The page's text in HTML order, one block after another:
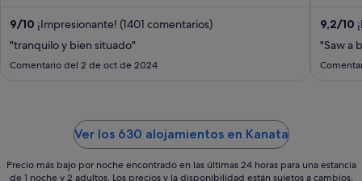
9/10 ¡Impresionante! (1401 comentarios)
"tranquilo y bien situado"
Comentario del 2 de oct de 2024
9,2/10
"Saw a
Ver los 630 alojamientos en Kanata
Precio más bajo por noche encontrado en las últimas 24 horas para una estancia
de 1 noche y 2 adultos. Los precios y la disponibilidad están sujetos a cambios.